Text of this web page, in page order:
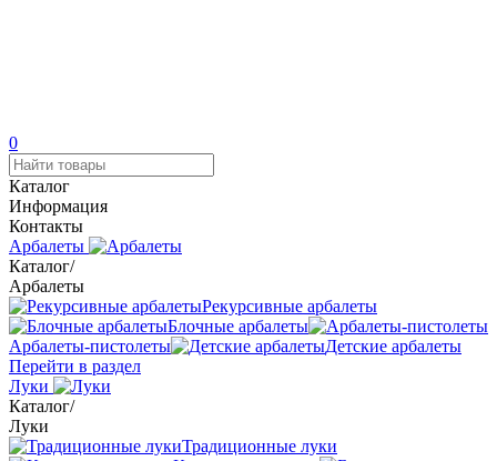
0
Каталог
Информация
Контакты
Арбалеты
Каталог/
Арбалеты
Рекурсивные арбалеты
Блочные арбалеты
Арбалеты-пистолеты
Детские арбалеты
Перейти в раздел
Луки
Каталог/
Луки
Традиционные луки